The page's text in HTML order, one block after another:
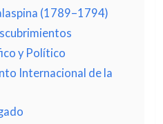
(1789–1794)
y Político
Internacional de la